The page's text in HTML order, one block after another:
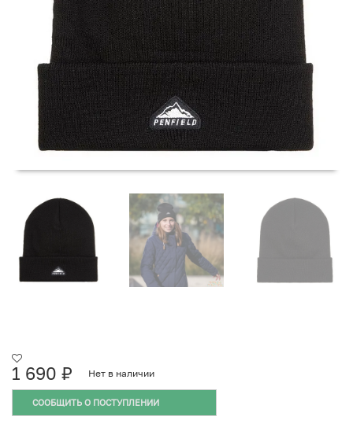
1 690 ₽ Нет в наличии
СООБЩИТЬ О ПОСТУПЛЕНИИ